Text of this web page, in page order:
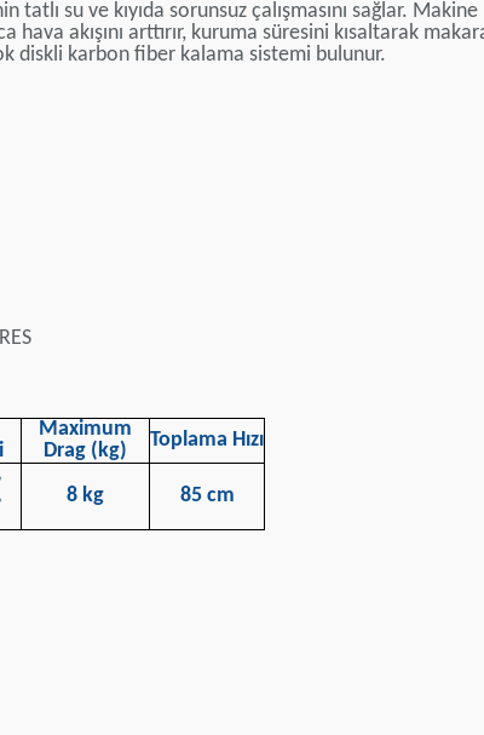
su ve kıyıda sorunsuz çalışmasını sağlar.
akışını arttırır, kuruma süresini kısaltarak
diskli karbon fiber kalama sistemi bulunur.
Maximum
Drag (kg)
Toplama Hızı
8 kg 85 cm